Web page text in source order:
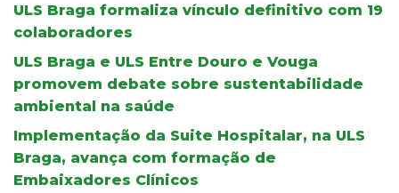
ULS Braga formaliza vínculo definitivo com 19
colaboradores
ULS Braga e ULS Entre Douro e Vouga
promovem debate sobre sustentabilidade
ambiental na saúde
Implementação da Suite Hospitalar, na ULS
Braga, avança com formação de
Embaixadores Clínicos